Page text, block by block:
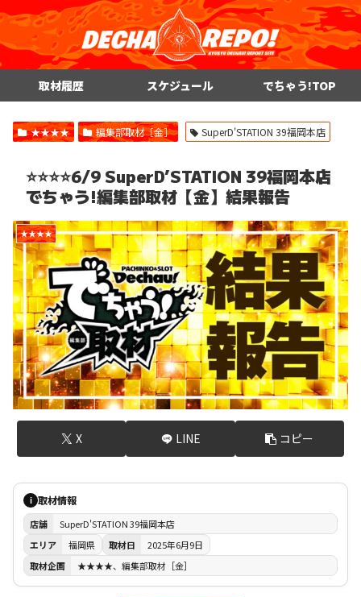
取材履歴 スケジュール でちゃう!TOP
★★★★ 編集部取材［金］ SuperD'STATION 39福岡本店
⭐️⭐️⭐️⭐️6/9 SuperD’STATION 39福岡本店
でちゃう!編集部取材【金】結果報告
★★★★
X LINE コピー
i 取材情報
店舗
SuperD'STATION 39福岡本店
エリア
福岡県 取材日
2025年6月9日
取材企画
★★★★、編集部取材［金］